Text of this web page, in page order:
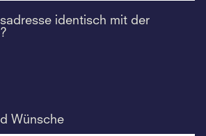
identisch mit der
Wünsche